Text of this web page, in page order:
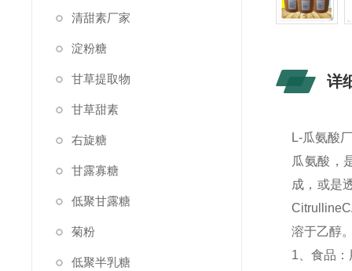
清甜素厂家
淀粉糖
甘草提取物
甘草甜素
右旋糖
甘露寡糖
低聚甘露糖
菊粉
低聚半乳糖
详
L-瓜氨酸
瓜氨酸，
成，或是
溶于乙醇
1、食品